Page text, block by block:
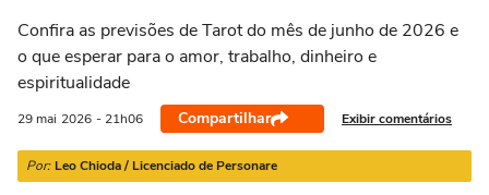
Áries
21/03 a 20/04
Touro
21/04 a 20/05
Gêmeos
21/05 a 20/06
Câncer
21/06 a 21/07
Confira as previsões de Tarot do mês de junho de 2026 e
o que esperar para o amor, trabalho, dinheiro e
espiritualidade
29 mai 2026 - 21h06 Compartilhar Exibir comentários
Por: Leo Chioda / Licenciado de Personare